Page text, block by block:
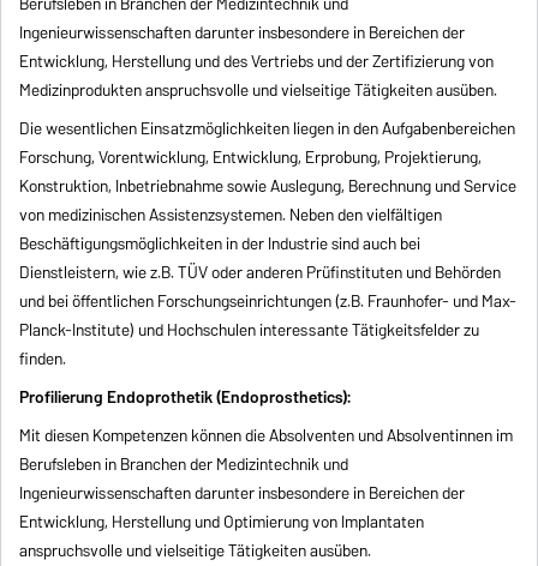
Ingenieurwissenschaften darunter insbesondere in Bereichen der
Entwicklung, Herstellung und des Vertriebs und der Zertifizierung von
Medizinprodukten anspruchsvolle und vielseitige Tätigkeiten ausüben.
Die wesentlichen Einsatzmöglichkeiten liegen in den Aufgabenbereichen
Forschung, Vorentwicklung, Entwicklung, Erprobung, Projektierung,
Konstruktion, Inbetriebnahme sowie Auslegung, Berechnung und Service
von medizinischen Assistenzsystemen. Neben den vielfältigen
Beschäftigungsmöglichkeiten in der Industrie sind auch bei
Dienstleistern, wie z.B. TÜV oder anderen Prüfinstituten und Behörden
und bei öffentlichen Forschungseinrichtungen (z.B. Fraunhofer- und Max-
Planck-Institute) und Hochschulen interessante Tätigkeitsfelder zu
finden.
Profilierung Endoprothetik (Endoprosthetics):
Mit diesen Kompetenzen können die Absolventen und Absolventinnen im
Berufsleben in Branchen der Medizintechnik und
Ingenieurwissenschaften darunter insbesondere in Bereichen der
Entwicklung, Herstellung und Optimierung von Implantaten
anspruchsvolle und vielseitige Tätigkeiten ausüben.